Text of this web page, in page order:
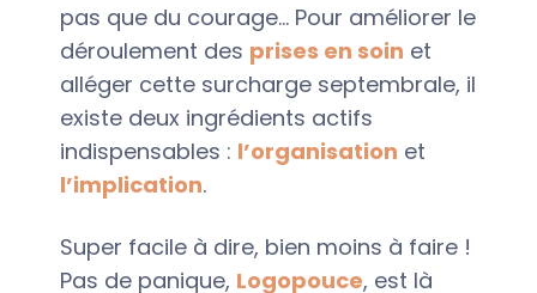
pas que du courage… Pour améliorer le
déroulement des prises en soin et
alléger cette surcharge septembrale, il
existe deux ingrédients actifs
indispensables : l’organisation et
l’implication.
Super facile à dire, bien moins à faire !
Pas de panique, Logopouce, est là